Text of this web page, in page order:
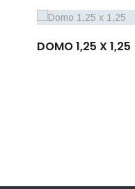
DOMO 1,25 X 1,25